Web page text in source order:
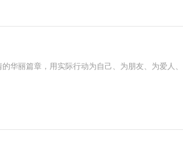
华丽篇章，用实际行动为自己、为朋友、为爱人